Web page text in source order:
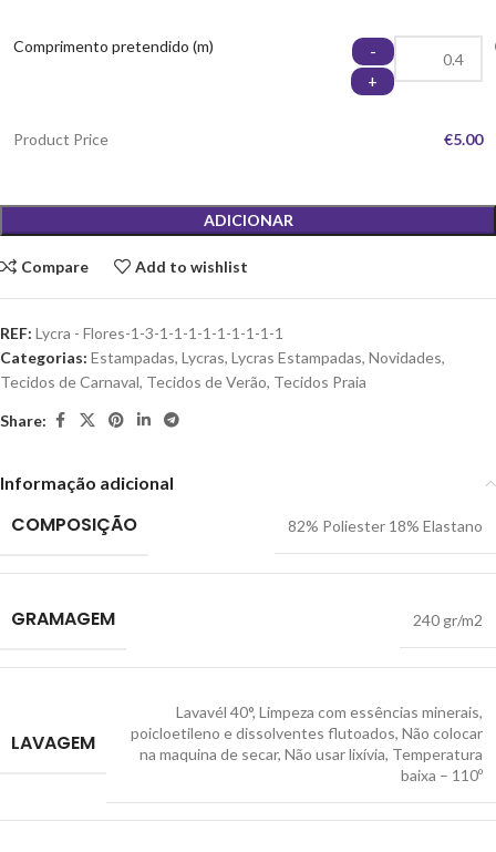
Comprimento pretendido (m)
-
+
Product Price €5.00
ADICIONAR
Compare Add to wishlist
REF: Lycra - Flores-1-3-1-1-1-1-1-1-1-1-1
Categorias: Estampadas, Lycras, Lycras Estampadas, Novidades,
Tecidos de Carnaval, Tecidos de Verão, Tecidos Praia
Share:
Informação adicional
COMPOSIÇÃO 82% Poliester 18% Elastano
GRAMAGEM 240 gr/m2
LAVAGEM
Lavavél 40°, Limpeza com essências minerais,
poicloetileno e dissolventes flutoados, Não colocar
na maquina de secar, Não usar lixívia, Temperatura
baixa – 110º